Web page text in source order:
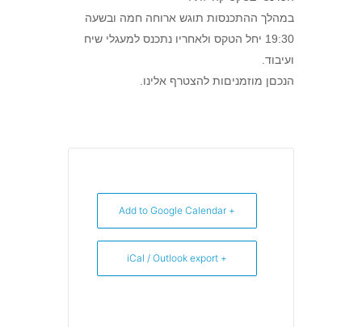
במהלך ההתכנסות תוגש ארוחה חמה ובשעה
19:30 יחל הטקס ולאחריו נתכנס למעגלי שיח
ועיבוד.
הנכםן מוזמניםות להצטרף אלינו.
+ Add to Google Calendar
+ iCal / Outlook export